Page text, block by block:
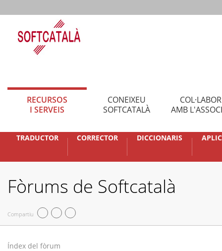
RECURSOS
I SERVEIS
CONEIXEU
SOFTCATALÀ
AMB
TRADUCTOR CORRECTOR DICCIONARIS
Fòrums de Softcatalà
Compartiu
Índex del fòrum